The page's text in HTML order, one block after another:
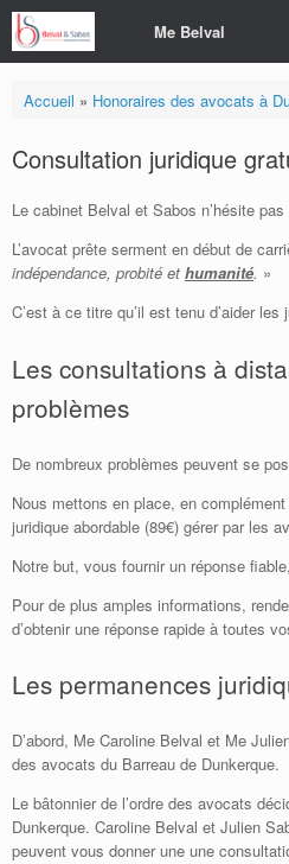
Me Belval
Accueil » Honoraires des avocats à
Consultation juridique
Le cabinet Belval et Sabos n’hésite
L’avocat prête serment en début de
indépendance, probité et humanité. »
C’est à ce titre qu’il est tenu d’aider
Les consultations à
problèmes
De nombreux problèmes peuvent se
Nous mettons en place, en
juridique abordable (89€) gérer par les
Notre but, vous fournir un réponse
Pour de plus amples informations,
d’obtenir une réponse rapide à toutes
Les permanences
D’abord, Me Caroline Belval et Me
des avocats du Barreau de Dunkerque.
Le bâtonnier de l’ordre des avocats
Dunkerque. Caroline Belval et Julien
peuvent vous donner une une